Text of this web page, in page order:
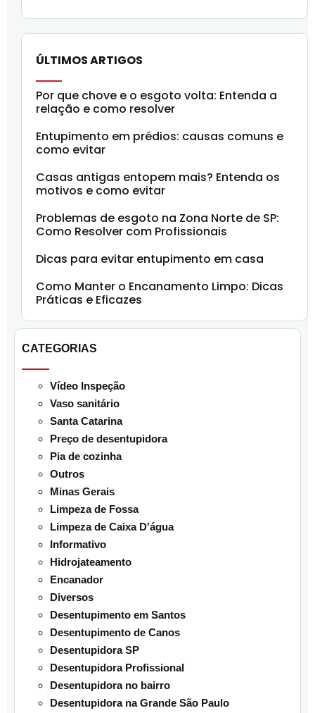
ÚLTIMOS ARTIGOS
Por que chove e o esgoto volta: Entenda a
relação e como resolver
Entupimento em prédios: causas comuns e
como evitar
Casas antigas entopem mais? Entenda os
motivos e como evitar
Problemas de esgoto na Zona Norte de SP:
Como Resolver com Profissionais
Dicas para evitar entupimento em casa
Como Manter o Encanamento Limpo: Dicas
Práticas e Eficazes
CATEGORIAS
Vídeo Inspeção
Vaso sanitário
Santa Catarina
Preço de desentupidora
Pia de cozinha
Outros
Minas Gerais
Limpeza de Fossa
Limpeza de Caixa D'água
Informativo
Hidrojateamento
Encanador
Diversos
Desentupimento em Santos
Desentupimento de Canos
Desentupidora SP
Desentupidora Profissional
Desentupidora no bairro
Desentupidora na Grande São Paulo